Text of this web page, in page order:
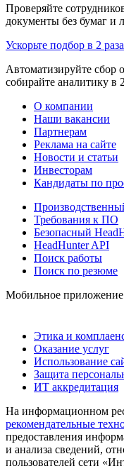
Проверяйте
документы без бумаг и
Ускорьте подбор в 2
Автоматизируйте сбор
собирайте аналитику в
О компании
Наши вакансии
Партнерам
Реклама на сайте
Новости и статьи
Инвесторам
Кандидаты по
Требования к ПО
Безопасный
HeadHunter API
Поиск работы
Поиск по резюме
Мобильное приложение
Этика и
Оказание услуг
Использование
Защита
ИТ аккредитация
На информационном
рекомендательные
предоставления
и анализа сведений,
пользователей сети